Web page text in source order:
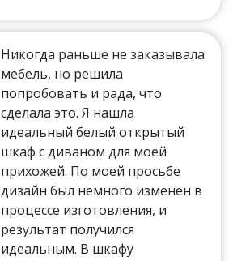
Никогда раньше не заказывала
мебель, но решила
попробовать и рада, что
сделала это. Я нашла
идеальный белый открытый
шкаф с диваном для моей
прихожей. По моей просьбе
дизайн был немного изменен в
процессе изготовления, и
результат получился
идеальным. В шкафу